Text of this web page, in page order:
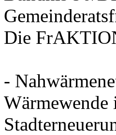
Die
-
Wärmewende